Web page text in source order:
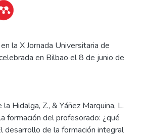
la X Jornada Universitaria de
en Bilbao el 8 de junio de
Hidalga, Z., & Yáñez Marquina, L.
formación del profesorado: ¿qué
desarrollo de la formación integral